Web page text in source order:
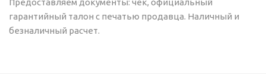
Предоставляем документы: чек, официальный
гарантийный талон с печатью продавца. Наличный и
безналичный расчет.